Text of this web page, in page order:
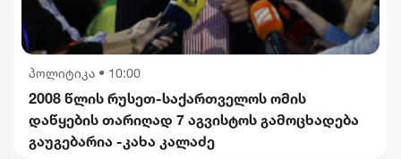
პოლიტიკა • 10:00
2008 წლის რუსეთ-საქართველოს ომის
დაწყების თარიღად 7 აგვისტოს გამოცხადება
გაუგებარია -კახა კალაძე